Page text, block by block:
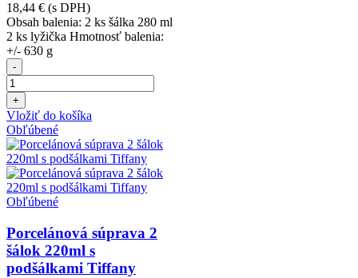
18,44 € (s DPH)
Obsah balenia: 2 ks šálka 280 ml
2 ks lyžička Hmotnosť balenia:
+/- 630 g
-
+
Vložiť do košíka
Obľúbené
Obľúbené
Porcelánová súprava 2
šálok 220ml s
podšálkami Tiffany